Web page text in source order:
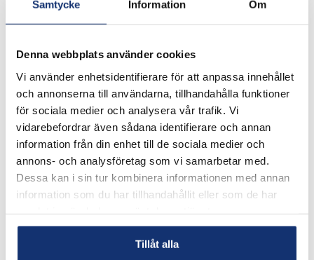
Samtycke Information Om
Denna webbplats använder cookies
Vi använder enhetsidentifierare för att anpassa innehållet
och annonserna till användarna, tillhandahålla funktioner
för sociala medier och analysera vår trafik. Vi
vidarebefordrar även sådana identifierare och annan
information från din enhet till de sociala medier och
annons- och analysföretag som vi samarbetar med.
Dessa kan i sin tur kombinera informationen med annan
information som du har tillhandahållit eller som de har
Tillåt alla
ELAINE RYDBERG
MILJÖGEO- & GEOTEKNIK
070-757 44 15
elaine.rydberg@bjaremarkkonsult.se